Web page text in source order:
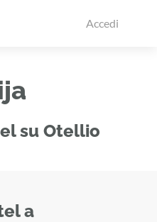
Accedi
su Otellio
a